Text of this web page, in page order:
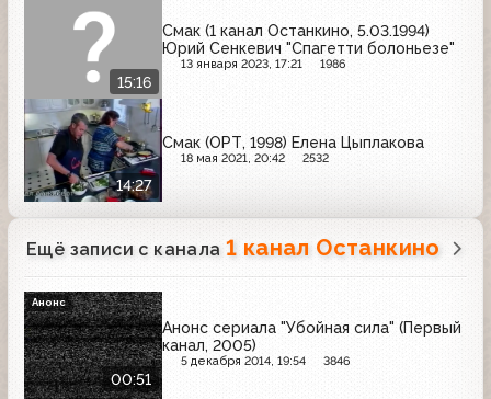
15:16
Смак (1 канал Останкино, 5.03.1994)
Юрий Сенкевич "Спагетти болоньезе"
13 января 2023, 17:21 1986
14:27
Смак (ОРТ, 1998) Елена Цыплакова
18 мая 2021, 20:42 2532
Ещё записи с канала 1 канал Останкино
00:51
Анонс сериала "Убойная сила" (Первый
канал, 2005)
5 декабря 2014, 19:54 3846
Анонс